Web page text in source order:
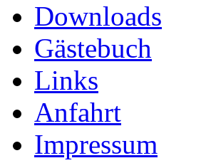
Downloads
Gästebuch
Links
Anfahrt
Impressum